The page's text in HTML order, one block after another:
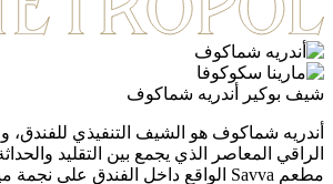
شيف بوكير أندريه شماكوف
أندريه شماكوف هو الشيف التنفيذي
الراقي المعاصر الذي يجمع بين التقليد